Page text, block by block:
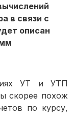
в связи с
описан
УТ и УТП
скорее похож
по курсу,